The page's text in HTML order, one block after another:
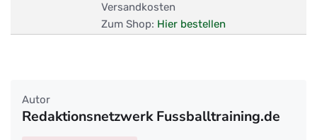
Versandkosten
Zum Shop: Hier bestellen
Autor
Redaktionsnetzwerk Fussballtraining.de